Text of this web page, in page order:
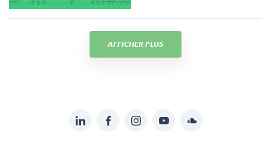
AFFICHER PLUS
LinkedInFacebookInstagramYouTubeSoundcloud